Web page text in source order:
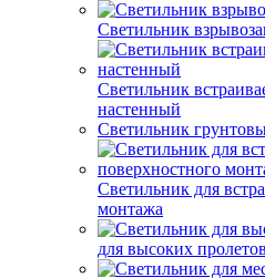
Светильник
Светильник
настенный
Светильник
Светильник для
монтажа
для высоких пролетов